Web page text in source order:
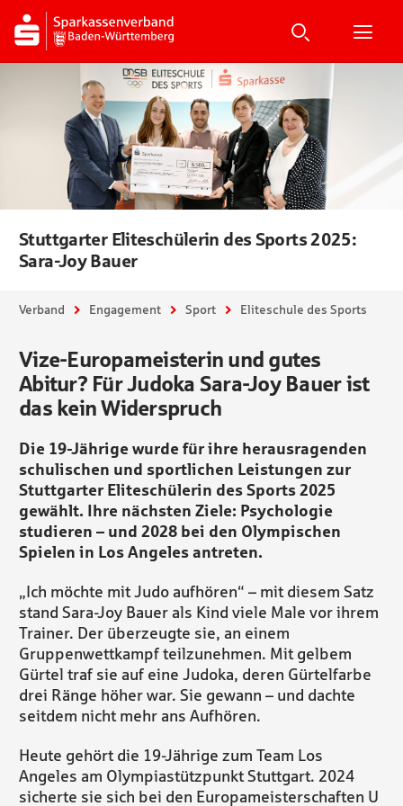
Suche
Suche
Stuttgarter Eliteschülerin des Sports 2025:
Sara-Joy Bauer
Sie sind hier:
Verband Engagement Sport Eliteschule des Sports
Vize-Europameisterin und gutes
Abitur? Für Judoka Sara-Joy Bauer ist
das kein Widerspruch
Die 19-Jährige wurde für ihre herausragenden
schulischen und sportlichen Leistungen zur
Stuttgarter Eliteschülerin des Sports 2025
gewählt. Ihre nächsten Ziele: Psychologie
studieren – und 2028 bei den Olympischen
Spielen in Los Angeles antreten.
„Ich möchte mit Judo aufhören“ – mit diesem Satz
stand Sara-Joy Bauer als Kind viele Male vor ihrem
Trainer. Der überzeugte sie, an einem
Gruppenwettkampf teilzunehmen. Mit gelbem
Gürtel traf sie auf eine Judoka, deren Gürtelfarbe
drei Ränge höher war. Sie gewann – und dachte
seitdem nicht mehr ans Aufhören.
Heute gehört die 19-Jährige zum Team Los
Angeles am Olympiastützpunkt Stuttgart. 2024
sicherte sie sich bei den Europameisterschaften U